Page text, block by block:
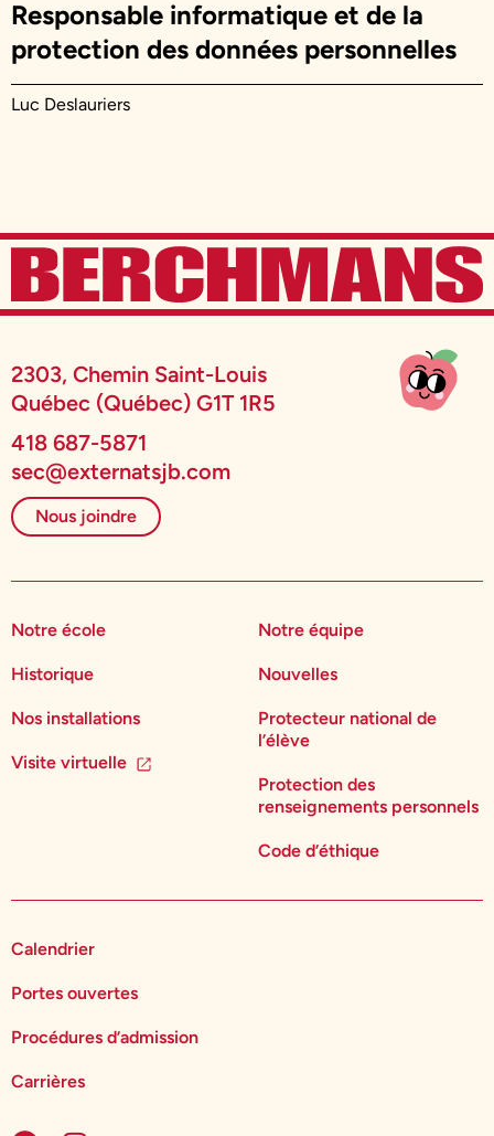
Responsable informatique et de la
protection des données personnelles
Luc Deslauriers
2303, Chemin Saint-Louis
Québec (Québec) G1T 1R5
418 687-5871
sec@externatsjb.com
Nous joindre
Notre école
Historique
Nos installations
Visite virtuelle
Notre équipe
Nouvelles
Protecteur national de
l’élève
Protection des
renseignements personnels
Code d’éthique
Calendrier
Portes ouvertes
Procédures d’admission
Carrières